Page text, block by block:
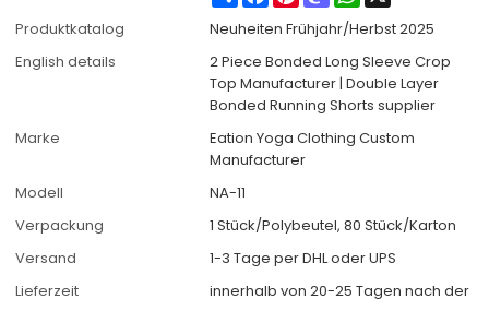
Produktkatalog
Neuheiten Frühjahr/Herbst 2025
English details
2 Piece Bonded Long Sleeve Crop
Top Manufacturer | Double Layer
Bonded Running Shorts supplier
Marke
Eation Yoga Clothing Custom
Manufacturer
Modell
NA-11
Verpackung
1 Stück/Polybeutel, 80 Stück/Karton
Versand
1-3 Tage per DHL oder UPS
Lieferzeit
innerhalb von 20-25 Tagen nach der